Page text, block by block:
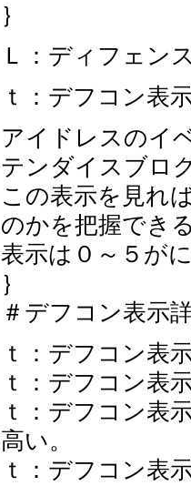
｝
Ｌ：ディフェン
ｔ：デフコン表
アイドレスのイ
テンダイスブロ
この表示を見れ
のかを把握できる
表示は０～５が
｝
＃デフコン表示
ｔ：デフコン表
ｔ：デフコン表
ｔ：デフコン表
高い。
ｔ：デフコン表